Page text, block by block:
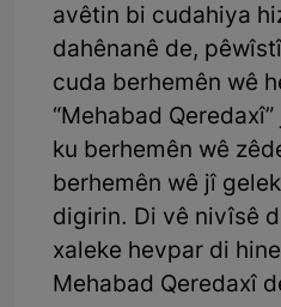
avêtin bi cudahiya
dahênanê de,
cuda berhemên wê
“Mehabad
ku berhemên wê
berhemên wê jî
digirin. Di vê nivîsê
xaleke hevpar di
Mehabad Qeredaxî